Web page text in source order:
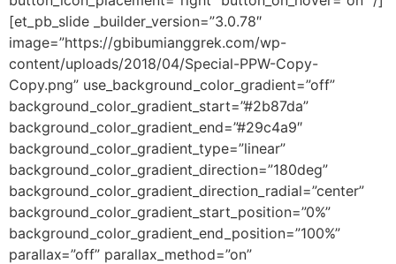
[et_pb_slide _builder_version=”3.0.78″
image=”https://gbibumianggrek.com/wp-
content/uploads/2018/04/Special-PPW-Copy-
Copy.png” use_background_color_gradient=”off”
background_color_gradient_start=”#2b87da”
background_color_gradient_end=”#29c4a9″
background_color_gradient_type=”linear”
background_color_gradient_direction=”180deg”
background_color_gradient_direction_radial=”center”
background_color_gradient_start_position=”0%”
background_color_gradient_end_position=”100%”
parallax=”off” parallax_method=”on”